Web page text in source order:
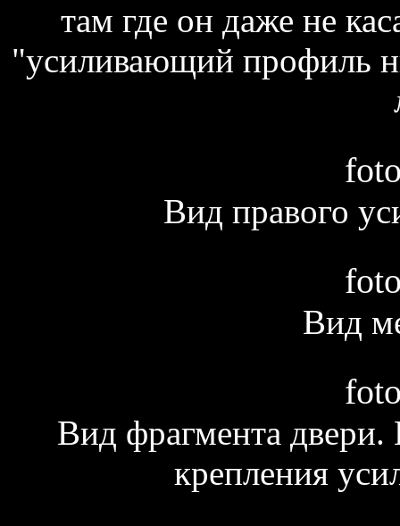
там где он даже не
"усиливающий профиль
Вид правого
Вид
Вид фрагмента
крепления